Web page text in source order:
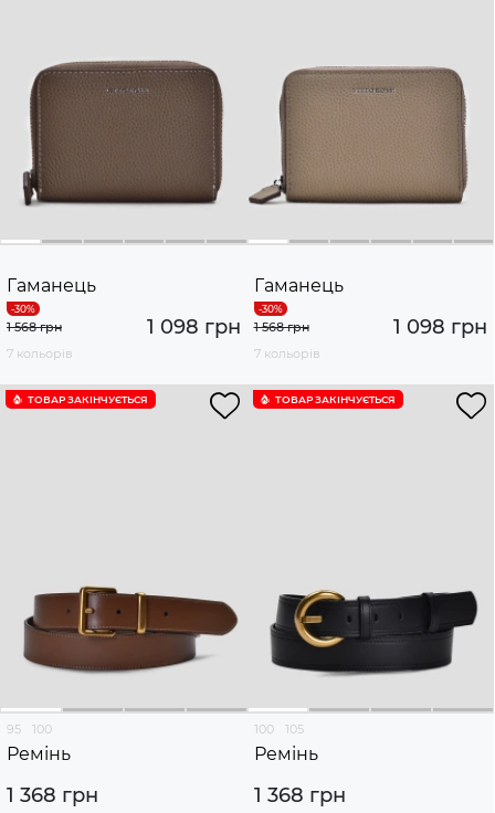
Гаманець
1 098 грн
1 568 грн
7 кольорів
Гаманець
1 098 грн
1 568 грн
7 кольорів
ТОВАР ЗАКІНЧУЄTЬСЯ
95 100
Ремінь
1 368 грн
ТОВАР ЗАКІНЧУЄTЬСЯ
100 105
Ремінь
1 368 грн